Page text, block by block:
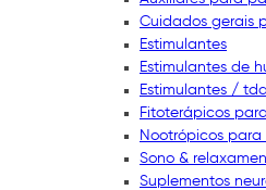
Cuidados gerais
Estimulantes
Estimulantes de
Estimulantes /
Fitoterápicos
Nootrópicos
Sono &
Suplementos